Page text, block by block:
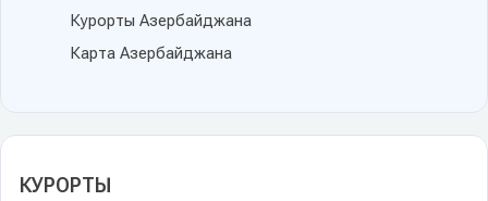
Курорты Азербайджана
Карта Азербайджана
КУРОРТЫ